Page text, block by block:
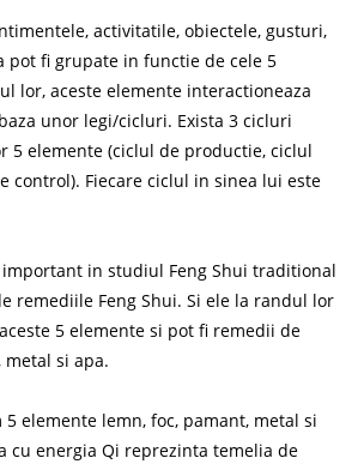
activitatile, obiectele, gusturi,
pot fi grupate in functie de cele 5
lor, aceste elemente interactioneaza
unor legi/cicluri. Exista 3 cicluri
5 elemente (ciclul de productie, ciclul
control). Fiecare ciclul in sinea lui este
in studiul Feng Shui traditional
remediile Feng Shui. Si ele la randul lor
5 elemente si pot fi remedii de
metal si apa.
5 elemente lemn, foc, pamant, metal si
cu energia Qi reprezinta temelia de